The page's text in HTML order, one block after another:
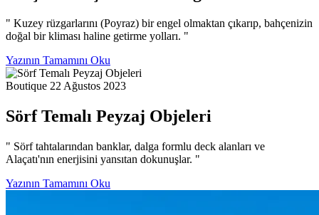
" Kuzey rüzgarlarını (Poyraz) bir engel olmaktan çıkarıp, bahçenizin
doğal bir kliması haline getirme yolları. "
Yazının Tamamını Oku
Boutique 22 Ağustos 2023
Sörf Temalı Peyzaj Objeleri
" Sörf tahtalarından banklar, dalga formlu deck alanları ve
Alaçatı'nın enerjisini yansıtan dokunuşlar. "
Yazının Tamamını Oku